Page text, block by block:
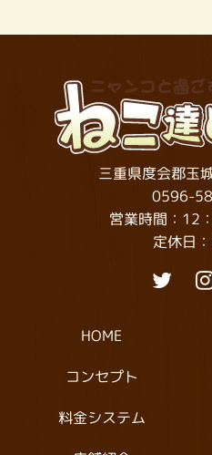
三重県度会郡玉
0596-
営業時間：12
定休日
HOME
コンセプト
料金システム